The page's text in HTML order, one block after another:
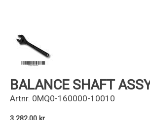
BALANCE SHAFT
Artnr. 0MQ0-160000-10010